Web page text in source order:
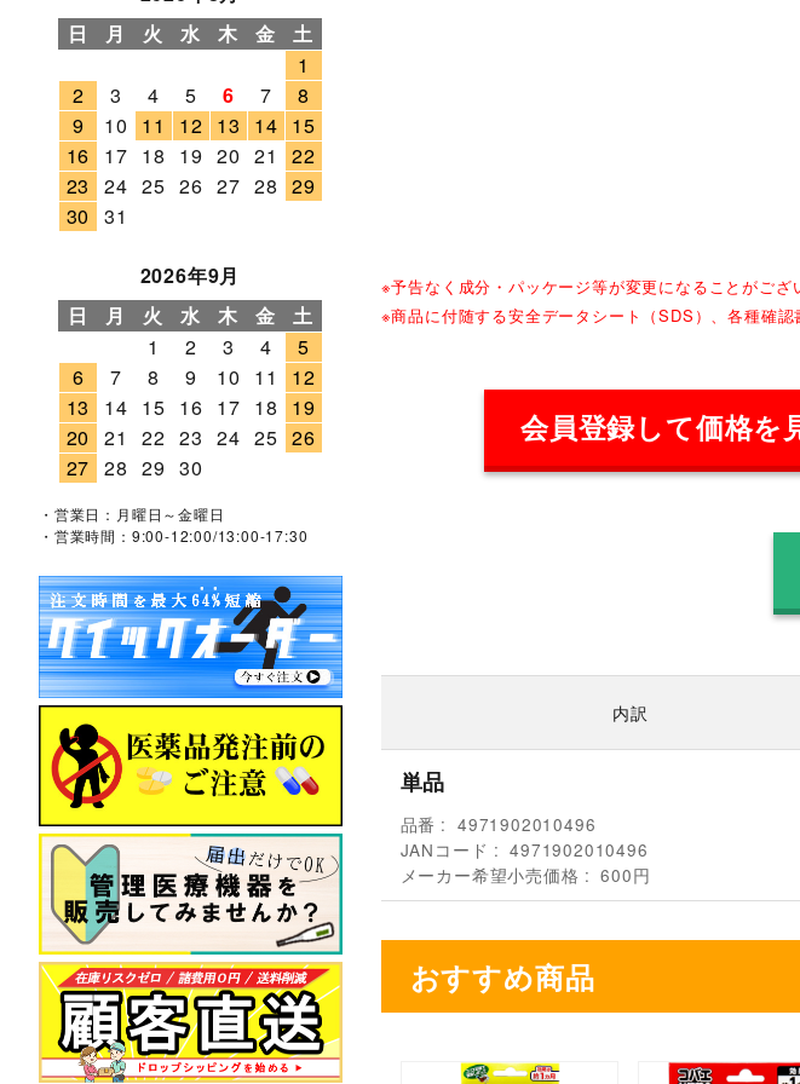
※予告なく成分・パッケージ等が変更になることがござ
※商品に付随する安全データシート（SDS）、各種確
会員登録して価格を
内訳
単品
品番
4971902010496
JANコード
4971902010496
メーカー希望小売価格
600円
おすすめ商品
日
月 火 水 木 金
土
1
2
3 4 5 6 7
8
9
10 11 12 13 14 15
16
17 18 19 20 21
22
23
24 25 26 27 28 29
30
31
2026年9月
日
月 火 水 木 金
土
1
2 3 4
5
6
7 8 9 10 11
12
13
14 15 16 17 18
19
20
21 22 23 24 25 26
27 28 29 30
・営業日：月曜日～金曜日
・営業時間：9:00-12:00/13:00-17:30